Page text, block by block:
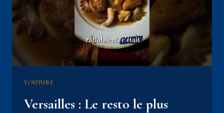
YOUTUBE
Versailles : Le resto le plus